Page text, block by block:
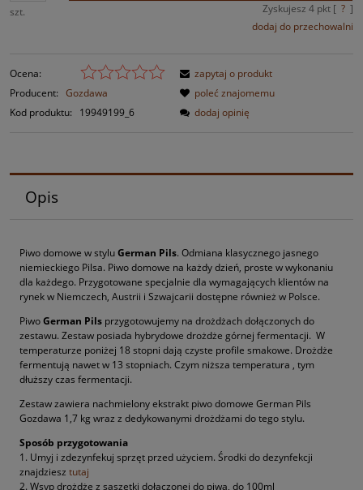
szt. Zyskujesz 4pkt [ ? ]
dodaj do przechowalni
Ocena:
Producent: Gozdawa
Kod produktu:
19949199_6
zapytaj o produkt
poleć znajomemu
dodaj opinię
Opis
Piwo domowe w styluGerman Pils. Odmiana klasycznego jasnego
niemieckiego Pilsa. Piwo domowe na każdy dzień, proste w wykonaniu
dla każdego. Przygotowane specjalnie dla wymagających klientów na
rynek w Niemczech, Austrii i Szwajcarii dostępne również w Polsce.
PiwoGerman Pils przygotowujemy na drożdżach dołączonych do
zestawu. Zestaw posiada hybrydowe drożdże górnej fermentacji. W
temperaturze poniżej 18 stopni dają czyste profile smakowe. Drożdże
fermentują nawet w 13 stopniach. Czym niższa temperatura , tym
dłuższy czas fermentacji.
Zestaw zawiera nachmielony ekstrakt piwo domowe German Pils
Gozdawa 1,7 kg wraz z dedykowanymi drożdżami do tego stylu.
Sposób przygotowania
1. Umyj i zdezynfekuj sprzęt przed użyciem. Środki do dezynfekcji
znajdziesz tutaj
2. Wsyp drożdże z saszetki dołączonej do piwa, do 100ml